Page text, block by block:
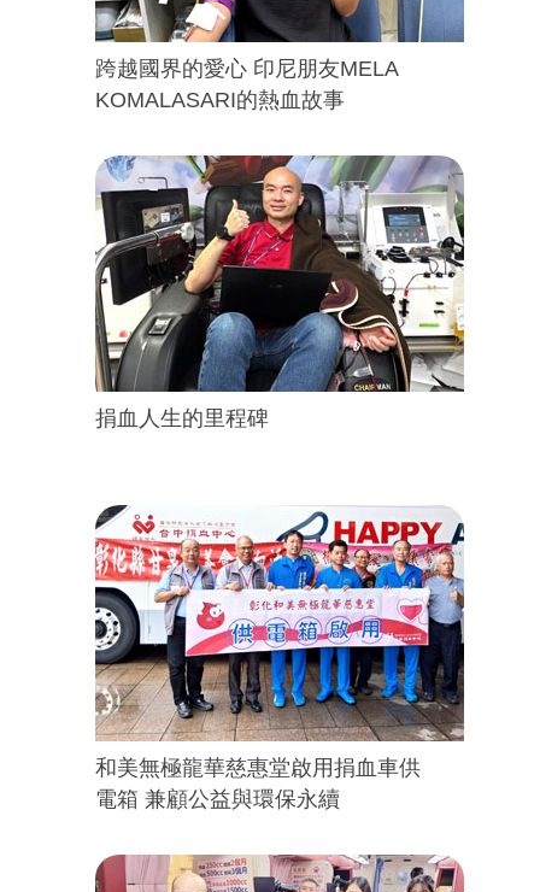
跨越國界的愛心 印尼朋友MELA
KOMALASARI的熱血故事
捐血人生的里程碑
和美無極龍華慈惠堂啟用捐血車供
電箱 兼顧公益與環保永續